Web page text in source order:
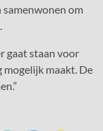
om
gaat staan voor
mogelijk maakt. De